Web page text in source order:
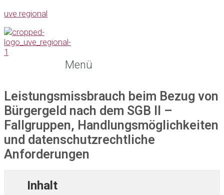
uve regional
Menü
Leistungsmissbrauch beim Bezug von
Bürgergeld nach dem SGB II –
Fallgruppen, Handlungsmöglichkeiten
und datenschutzrechtliche
Anforderungen
Inhalt